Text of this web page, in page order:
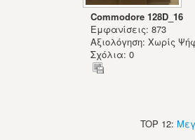
Commodore 128D_16
Εμφανίσεις: 873
Αξιολόγηση: Χωρίς
Σχόλια: 0
TOP 12: